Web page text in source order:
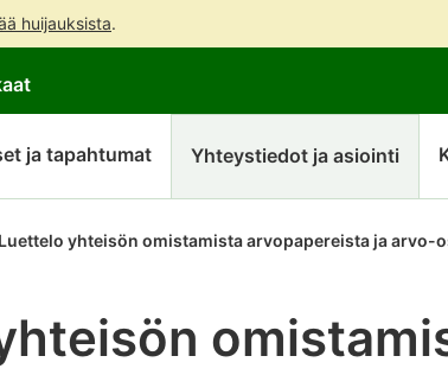
huijauksista.
sisältöön
sivuston
hakuun
ja tapahtumat Yhteystiedot ja asiointi
yhteisön omistamista arvopapereista ja arvo-